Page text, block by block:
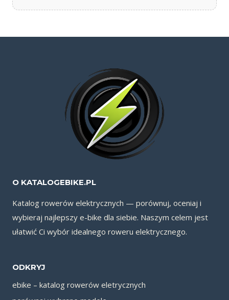
O KATALOGEBIKE.PL
Katalog rowerów elektrycznych — porównuj, oceniaj i
wybieraj najlepszy e-bike dla siebie. Naszym celem jest
ułatwić Ci wybór idealnego roweru elektrycznego.
ODKRYJ
ebike – katalog rowerów eletrycznych